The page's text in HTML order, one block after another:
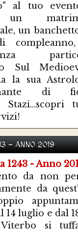
al tuo
un
un
Sul
la sua
di
Stazi...scopri
- ANNO 2019
da non
da
14 luglio e dal
si